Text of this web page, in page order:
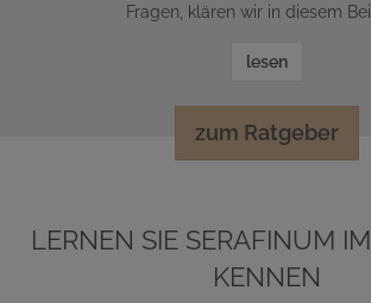
Fragen, klären wir in diesem
lesen
zum Ratgeber
LERNEN SIE SERAFINUM
KENNEN